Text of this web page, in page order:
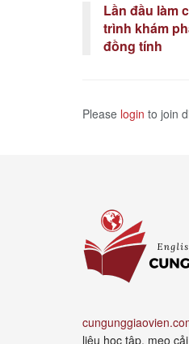
Lần đầu làm
trình khám
đồng tính
Please login to join
liệu học tập, mẹo